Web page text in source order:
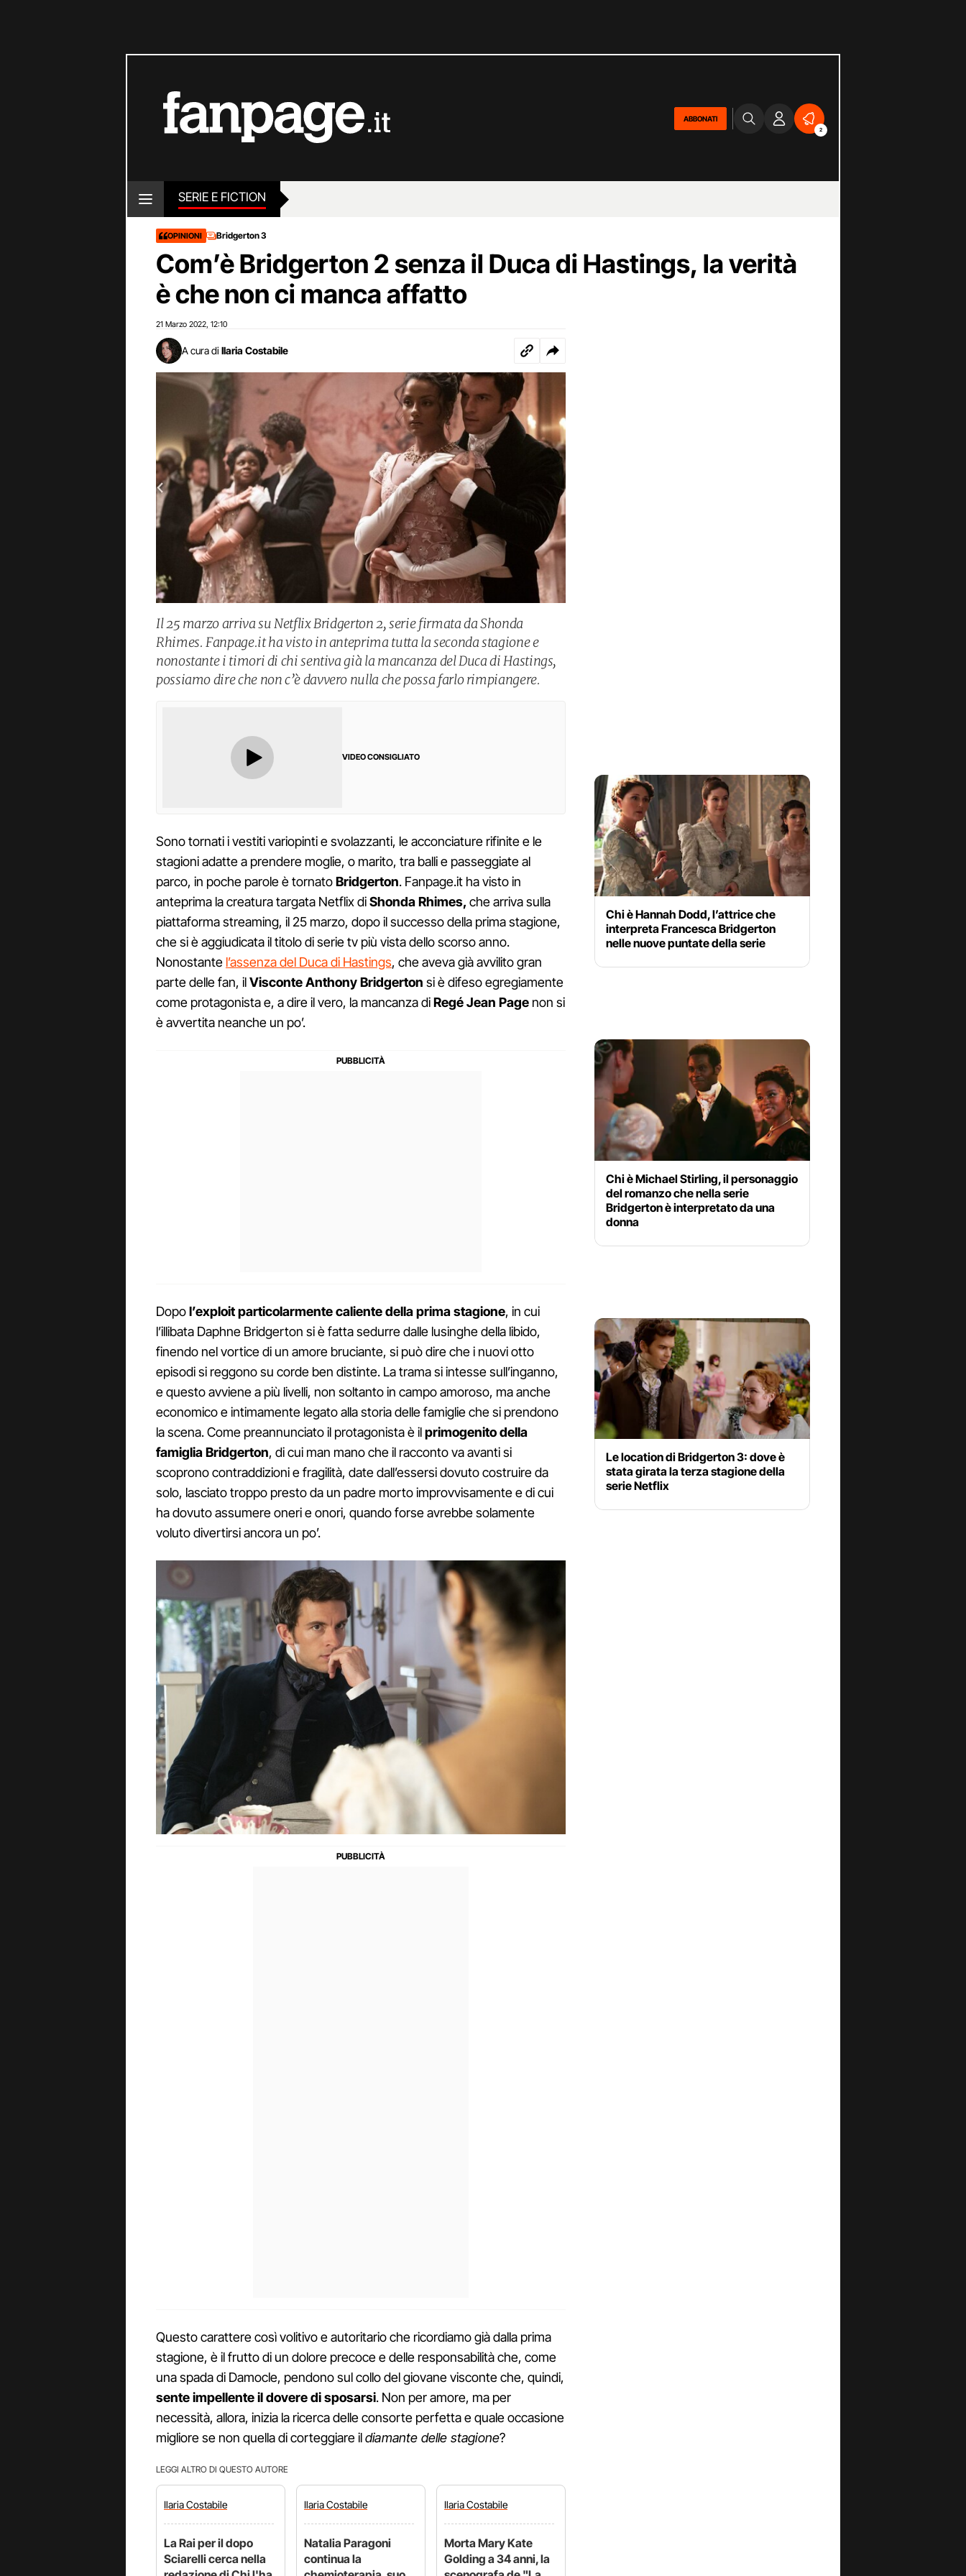
ABBONATI
2
SERIE E FICTION
OPINIONI Bridgerton 3
Com’è Bridgerton 2 senza il Duca di Hastings, la verità
è che non ci manca affatto
21 Marzo 2022 12:10
A cura di Ilaria Costabile
Il 25 marzo arriva su Netflix Bridgerton 2, serie firmata da Shonda
Rhimes. Fanpage.it ha visto in anteprima tutta la seconda stagione e
nonostante i timori di chi sentiva già la mancanza del Duca di Hastings,
possiamo dire che non c’è davvero nulla che possa farlo rimpiangere.
VIDEO CONSIGLIATO
Sono tornati i vestiti variopinti e svolazzanti, le acconciature rifinite e le
stagioni adatte a prendere moglie, o marito, tra balli e passeggiate al
parco, in poche parole è tornatoBridgerton. Fanpage.it ha visto in
anteprima la creatura targata Netflix diShonda Rhimes, che arriva sulla
piattaforma streaming, il 25 marzo, dopo il successo della prima stagione,
che si è aggiudicata il titolo di serie tv più vista dello scorso anno.
Nonostante l’assenza del Duca di Hastings, che aveva già avvilito gran
parte delle fan, ilVisconte Anthony Bridgerton si è difeso egregiamente
come protagonista e, a dire il vero, la mancanza diRegé Jean Page non si
è avvertita neanche un po’.
Dopol’exploit particolarmente caliente della prima stagione, in cui
l’illibata Daphne Bridgerton si è fatta sedurre dalle lusinghe della libido,
finendo nel vortice di un amore bruciante, si può dire che i nuovi otto
episodi si reggono su corde ben distinte. La trama si intesse sull’inganno,
e questo avviene a più livelli, non soltanto in campo amoroso, ma anche
economico e intimamente legato alla storia delle famiglie che si prendono
la scena. Come preannunciato il protagonista è ilprimogenito della
famiglia Bridgerton, di cui man mano che il racconto va avanti si
scoprono contraddizioni e fragilità, date dall’essersi dovuto costruire da
solo, lasciato troppo presto da un padre morto improvvisamente e di cui
ha dovuto assumere oneri e onori, quando forse avrebbe solamente
voluto divertirsi ancora un po’.
Questo carattere così volitivo e autoritario che ricordiamo già dalla prima
stagione, è il frutto di un dolore precoce e delle responsabilità che, come
una spada di Damocle, pendono sul collo del giovane visconte che, quindi,
sente impellente il dovere di sposarsi. Non per amore, ma per
necessità, allora, inizia la ricerca delle consorte perfetta e quale occasione
migliore se non quella di corteggiare ildiamante delle stagione?
LEGGI ALTRO DI QUESTO AUTORE
IlariaCostabile
La Rai per il dopo
Sciarelli cerca nella
IlariaCostabile
Natalia Paragoni
continua la
IlariaCostabile
Morta Mary Kate
Golding a 34 anni, la
Chi è Hannah Dodd, l’attrice che
interpreta Francesca Bridgerton
nelle nuove puntate della serie
Chi è Michael Stirling, il personaggio
del romanzo che nella serie
Bridgerton è interpretato da una
donna
Le location di Bridgerton 3: dove è
stata girata la terza stagione della
serie Netflix